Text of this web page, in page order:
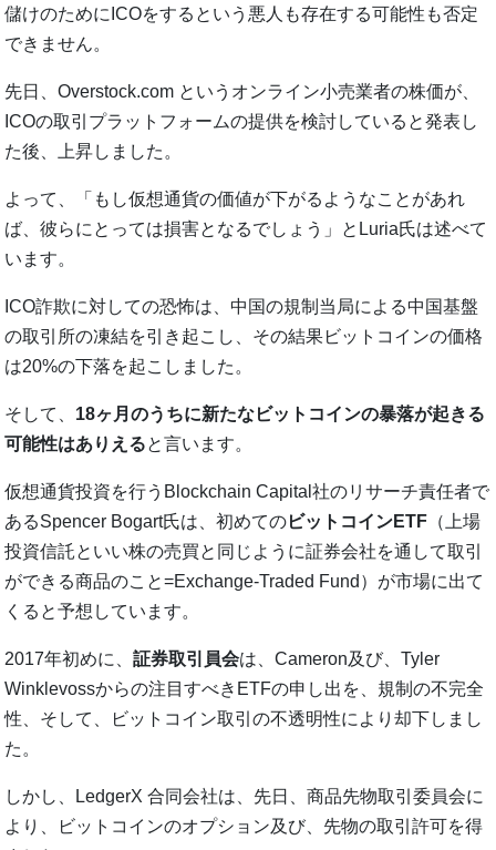
儲けのためにICOをするという悪人も存在する可能性も否定
できません。
先日、Overstock.com というオンライン小売業者の株価が、
ICOの取引プラットフォームの提供を検討していると発表し
た後、上昇しました。
よって、「もし仮想通貨の価値が下がるようなことがあれ
ば、彼らにとっては損害となるでしょう」とLuria氏は述べて
います。
ICO詐欺に対しての恐怖は、中国の規制当局による中国基盤
の取引所の凍結を引き起こし、その結果ビットコインの価格
は20%の下落を起こしました。
そして、 18ヶ月のうちに新たなビットコインの暴落が起きる
可能性はありえると言います。
仮想通貨投資を行うBlockchain Capital社のリサーチ責任者で
あるSpencer Bogart氏は、初めてのビットコインETF （上場
投資信託といい株の売買と同じように証券会社を通して取引
ができる商品のこと=Exchange-Traded Fund）が市場に出て
くると予想しています。
2017年初めに、証券取引員会は、Cameron及び、Tyler
Winklevossからの注目すべきETFの申し出を、規制の不完全
性、そして、ビットコイン取引の不透明性により却下しまし
た。
しかし、LedgerX 合同会社は、先日、商品先物取引委員会に
より、ビットコインのオプション及び、先物の取引許可を得